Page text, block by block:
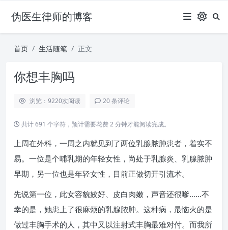
伪医生律师的博客
首页 生活随笔 正文
你想丰胸吗
浏览：9220次阅读 20 条评论
共计 691 个字符，预计需要花费 2 分钟才能阅读完成。
上周在外科，一周之内就见到了两位乳腺脓肿患者，着实不
易。一位是个哺乳期的年轻女性，尚处于乳腺炎、乳腺脓肿
早期，另一位也是年轻女性，目前正做切开引流术。
先说第一位，此女容貌姣好、皮白肉嫩，声音还很嗲……不
幸的是，她患上了很麻烦的乳腺脓肿。这种病，最恼火的是
做过丰胸手术的人，其中又以注射式丰胸最难对付。而我所